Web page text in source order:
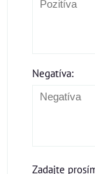
Negatíva:
Zadajte